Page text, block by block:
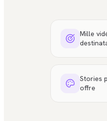
Mille
Stories
offre